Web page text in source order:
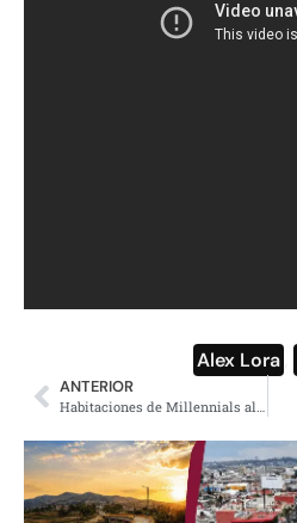
Alex Lora
ANTERIOR
Habitaciones de Millennials alrededor del mundo